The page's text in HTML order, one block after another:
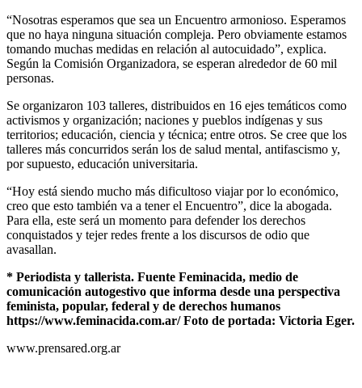
“Nosotras esperamos que sea un Encuentro armonioso. Esperamos
que no haya ninguna situación compleja. Pero obviamente estamos
tomando muchas medidas en relación al autocuidado”, explica.
Según la Comisión Organizadora, se esperan alrededor de 60 mil
personas.
Se organizaron 103 talleres, distribuidos en 16 ejes temáticos como
activismos y organización; naciones y pueblos indígenas y sus
territorios; educación, ciencia y técnica; entre otros. Se cree que los
talleres más concurridos serán los de salud mental, antifascismo y,
por supuesto, educación universitaria.
“Hoy está siendo mucho más dificultoso viajar por lo económico,
creo que esto también va a tener el Encuentro”, dice la abogada.
Para ella, este será un momento para defender los derechos
conquistados y tejer redes frente a los discursos de odio que
avasallan.
* Periodista y tallerista. Fuente Feminacida, medio de
comunicación autogestivo que informa desde una perspectiva
feminista, popular, federal y de derechos humanos
https://www.feminacida.com.ar/ Foto de portada: Victoria Eger.
www.prensared.org.ar